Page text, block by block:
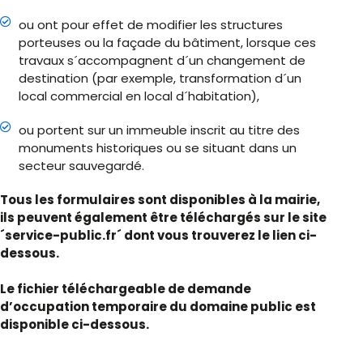
ou ont pour effet de modifier les structures
porteuses ou la façade du bâtiment, lorsque ces
travaux s´accompagnent d´un changement de
destination (par exemple, transformation d´un
local commercial en local d´habitation),
ou portent sur un immeuble inscrit au titre des
monuments historiques ou se situant dans un
secteur sauvegardé.
Tous les formulaires sont disponibles à la mairie,
ils peuvent également être téléchargés sur le site
´service-public.fr´ dont vous trouverez le lien ci-
dessous.
Le fichier téléchargeable de demande
d’occupation temporaire du domaine public est
disponible ci-dessous.